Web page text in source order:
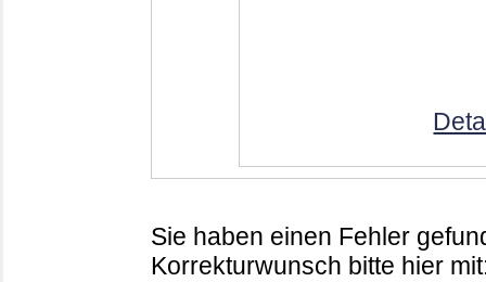
Sie haben einen Fehler
Korrekturwunsch bitte hier